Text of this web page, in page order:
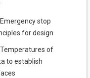
stop
for design
of
to establish